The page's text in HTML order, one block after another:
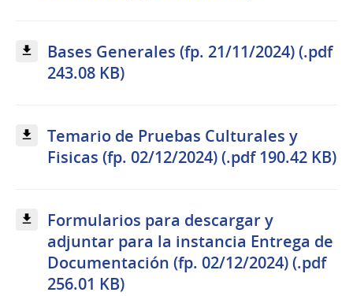
Bases Generales (fp. 21/11/2024) (.pdf
243.08 KB)
Temario de Pruebas Culturales y
Fisicas (fp. 02/12/2024) (.pdf 190.42 KB)
Formularios para descargar y
adjuntar para la instancia Entrega de
Documentación (fp. 02/12/2024) (.pdf
256.01 KB)